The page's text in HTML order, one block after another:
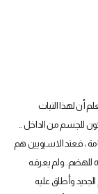
أن لهذا النبات
للجسم من الداخل ..
، فعند الاسيويين هم
للهضم..ولم يعرفه
وأطلق عليه